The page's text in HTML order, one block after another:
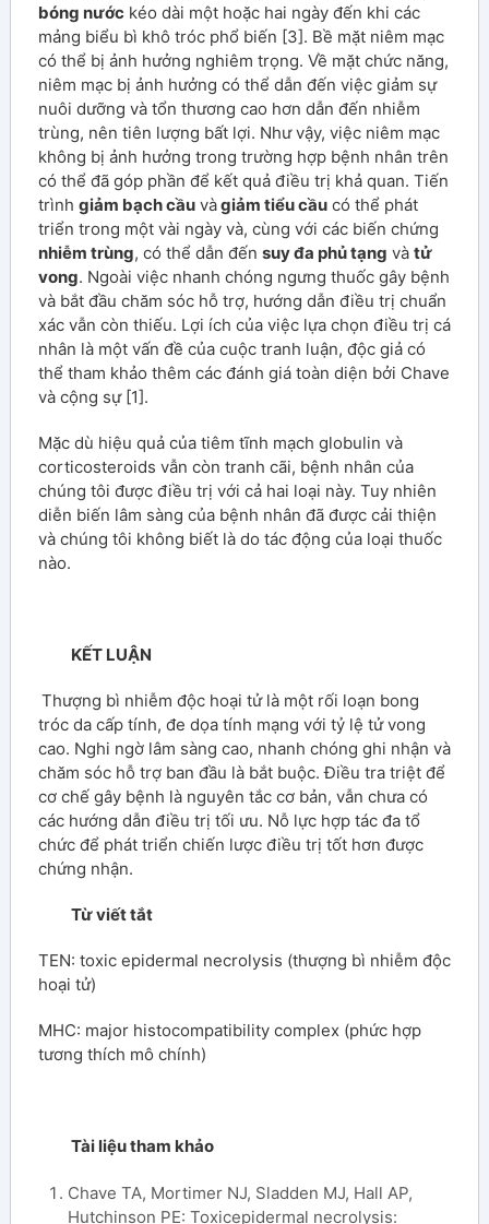
bóng nướckéo dài một hoặc hai ngày đến khi các
mảng biểu bì khô tróc phổ biến [3]. Bề mặt niêm mạc
có thể bị ảnh hưởng nghiêm trọng. Về mặt chức năng,
niêm mạc bị ảnh hưởng có thể dẫn đến việc giảm sự
nuôi dưỡng và tổn thương cao hơn dẫn đến nhiễm
trùng, nên tiên lượng bất lợi. Như vậy, việc niêm mạc
không bị ảnh hưởng trong trường hợp bệnh nhân trên
có thể đã góp phần để kết quả điều trị khả quan. Tiến
trình giảm bạch cầuvàgiảm tiểu cầucó thể phát
triển trong một vài ngày và, cùng với các biến chứng
nhiễm trùng, có thể dẫn đến suy đa phủ tạng và tử
vong. Ngoài việc nhanh chóng ngưng thuốc gây bệnh
và bắt đầu chăm sóc hỗ trợ, hướng dẫn điều trị chuẩn
xác vẫn còn thiếu. Lợi ích của việc lựa chọn điều trị cá
nhân là một vấn đề của cuộc tranh luận, độc giả có
thể tham khảo thêm các đánh giá toàn diện bởi Chave
và cộng sự [1].
Mặc dù hiệu quả của tiêm tĩnh mạch globulin và
corticosteroids vẫn còn tranh cãi, bệnh nhân của
chúng tôi được điều trị với cả hai loại này. Tuy nhiên
diễn biến lâm sàng của bệnh nhân đã được cải thiện
và chúng tôi không biết là do tác động của loại thuốc
nào.
KẾT LUẬN
Thượng bì nhiễm độc hoại tử là một rối loạn bong
tróc da cấp tính, đe dọa tính mạng với tỷ lệ tử vong
cao. Nghi ngờ lâm sàng cao, nhanh chóng ghi nhận và
chăm sóc hỗ trợ ban đầu là bắt buộc. Điều tra triệt để
cơ chế gây bệnh là nguyên tắc cơ bản, vẫn chưa có
các hướng dẫn điều trị tối ưu. Nỗ lực hợp tác đa tổ
chức để phát triển chiến lược điều trị tốt hơn được
chứng nhận.
Từ viết tắt
TEN: toxic epidermal necrolysis (thượng bì nhiễm độc
hoại tử)
MHC: major histocompatibility complex (phức hợp
tương thích mô chính)
Tài liệu tham khảo
Chave TA, Mortimer NJ, Sladden MJ, Hall AP,
Hutchinson PE: Toxicepidermal necrolysis: